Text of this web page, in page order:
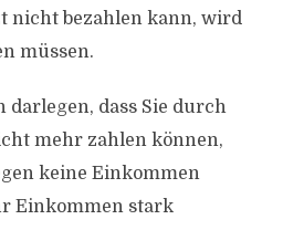
nicht bezahlen kann, wird
müssen.
darlegen, dass Sie durch
mehr zahlen können,
keine Einkommen
Einkommen stark